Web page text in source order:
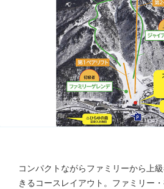
コンパクトながらファミリーから上
きるコースレイアウト。ファミリー